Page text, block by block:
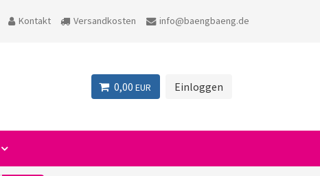
Kontakt Versandkosten info@baengbaeng.de
0,00 EUR Einloggen